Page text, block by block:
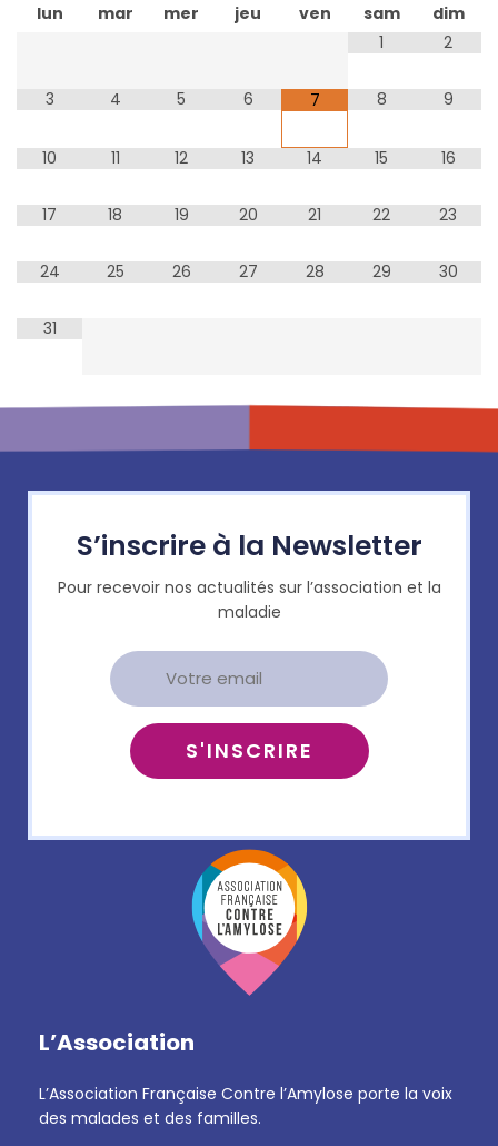
lun mar mer jeu ven sam
dim
1
2
3 4 5 6 7 8 9
10 11 12 13 14 15 16
17 18 19 20 21 22 23
24 25 26 27 28 29 30
31
S’inscrire à la Newsletter
Pour recevoir nos actualités sur l’association et la
maladie
L’Association
L’Association Française Contre l’Amylose porte la voix
des malades et des familles.